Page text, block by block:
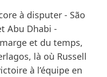
à disputer - São
Abu Dhabi -
et du temps,
là où Russell
à l’équipe en